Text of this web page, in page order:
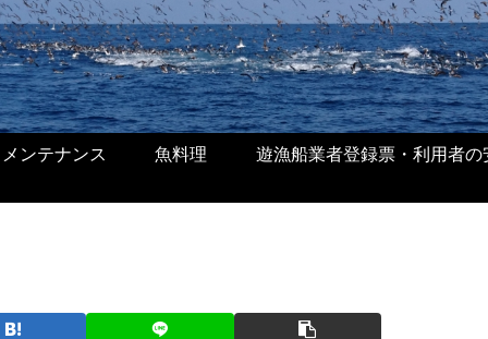
ンテナンス 魚料理 遊漁船業者登録票・利用者